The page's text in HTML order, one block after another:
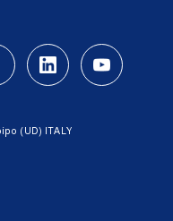
(UD) ITALY